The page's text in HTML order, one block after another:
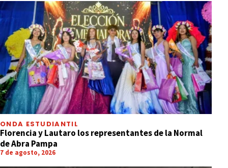
ONDA ESTUDIANTIL
Florencia y Lautaro los representantes de la Normal
de Abra Pampa
7 de agosto, 2026